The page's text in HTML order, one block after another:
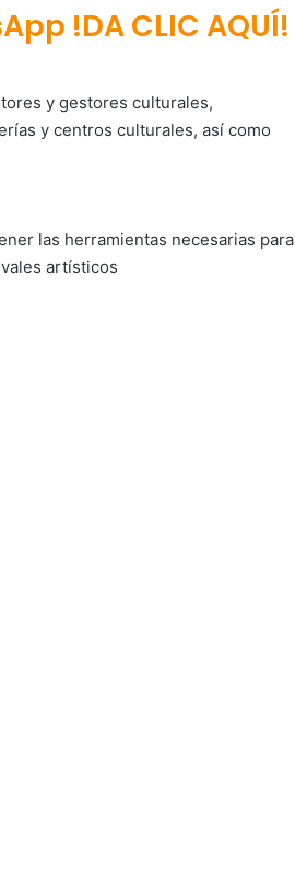
!DA CLIC AQUÍ!
y gestores culturales,
y centros culturales, así como
las herramientas necesarias para
artísticos